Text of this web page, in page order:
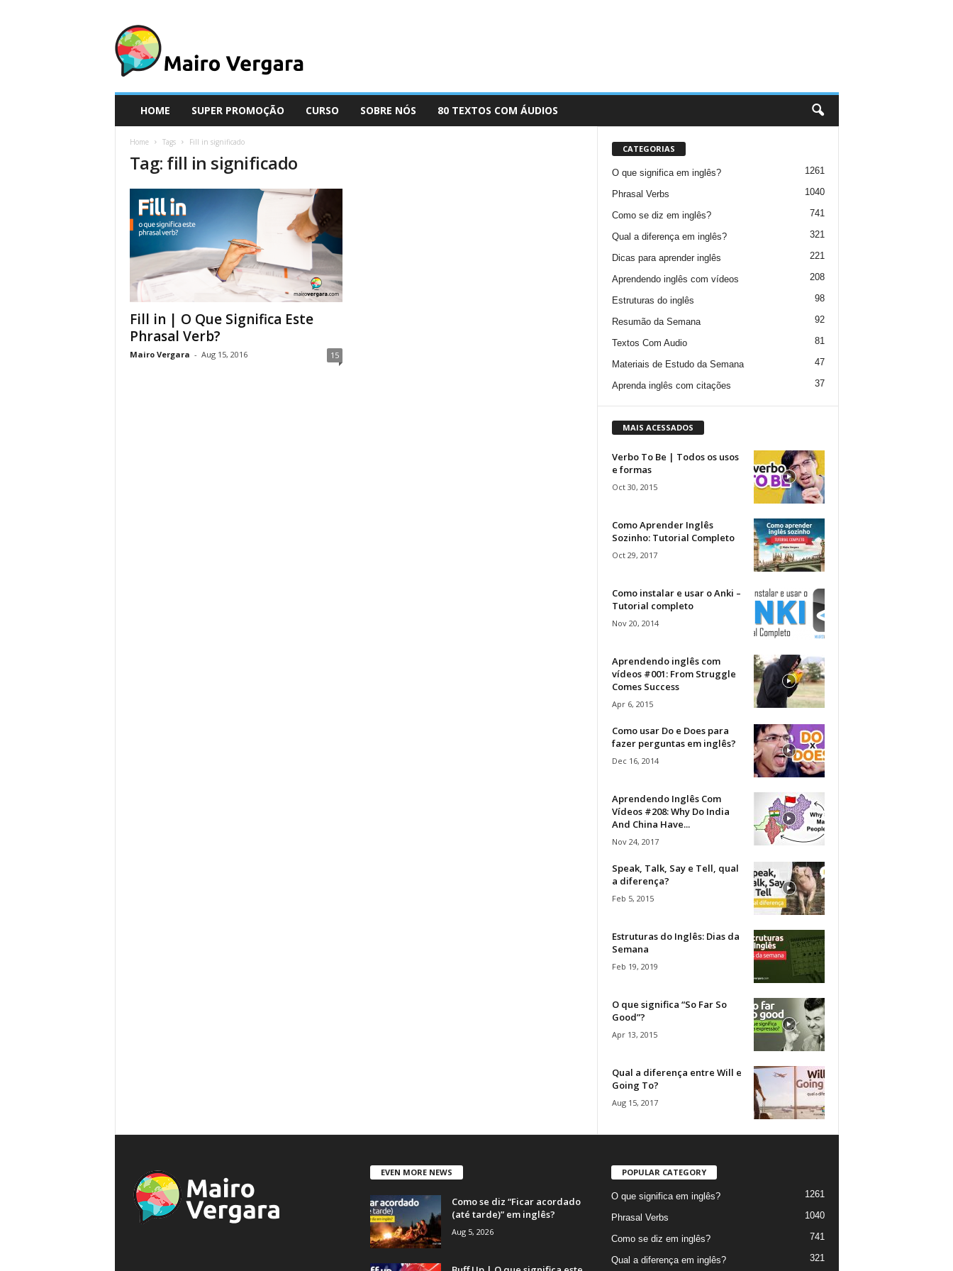
i
r
HOME SUPER PROMOÇÃO CURSO SOBRE NÓS 80 TEXTOS COM ÁUDIOS
Home Tags Fill in significado
Tag: fill in significado
Fill in | O Que Significa Este
Phrasal Verb?
Mairo Vergara - Aug 15, 2016 15
CATEGORIAS
O que significa em inglês? 1261
Phrasal Verbs 1040
Como se diz em inglês? 741
Qual a diferença em inglês? 321
Dicas para aprender inglês 221
Aprendendo inglês com vídeos 208
Estruturas do inglês 98
Resumão da Semana 92
Textos Com Audio 81
Materiais de Estudo da Semana 47
Aprenda inglês com citações 37
MAIS ACESSADOS
Verbo To Be | Todos os usos
e formas
Oct 30, 2015
Como Aprender Inglês
Sozinho: Tutorial Completo
Oct 29, 2017
Como instalar e usar o Anki –
Tutorial completo
Nov 20, 2014
Aprendendo inglês com
vídeos #001: From Struggle
Comes Success
Apr 6, 2015
Como usar Do e Does para
fazer perguntas em inglês?
Dec 16, 2014
Aprendendo Inglês Com
Vídeos #208: Why Do India
And China Have...
Nov 24, 2017
Speak, Talk, Say e Tell, qual
a diferença?
Feb 5, 2015
Estruturas do Inglês: Dias da
Semana
Feb 19, 2019
O que significa “So Far So
Good”?
Apr 13, 2015
Qual a diferença entre Will e
Going To?
Aug 15, 2017
EVEN MORE NEWS
Como se diz “Ficar acordado
(até tarde)” em inglês?
Aug 5, 2026
POPULAR CATEGORY
O que significa em inglês? 1261
Phrasal Verbs 1040
Como se diz em inglês? 741
Qual a diferença em inglês? 321